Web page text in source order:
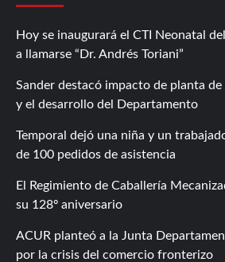
Hoy se inaugurará el CTI Neonatal
a llamarse “Dr. Andrés Toriani”
Sander destacó impacto de planta
y el desarrollo del Departamento
Temporal dejó una niña y un
de 100 pedidos de asistencia
El Regimiento de Caballería
su 128º aniversario
ACUR planteó a la Junta
por la crisis del comercio fronterizo